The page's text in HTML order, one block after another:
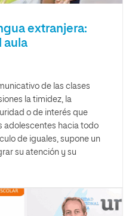
extranjera:
aula
de las clases
la timidez, la
o de interés que
adolescentes hacia todo
de iguales, supone un
su atención y su